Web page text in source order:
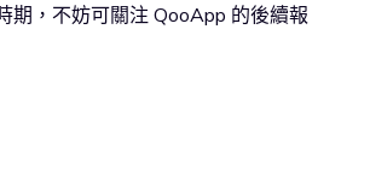
期，不妨可關注 QooApp 的後續報